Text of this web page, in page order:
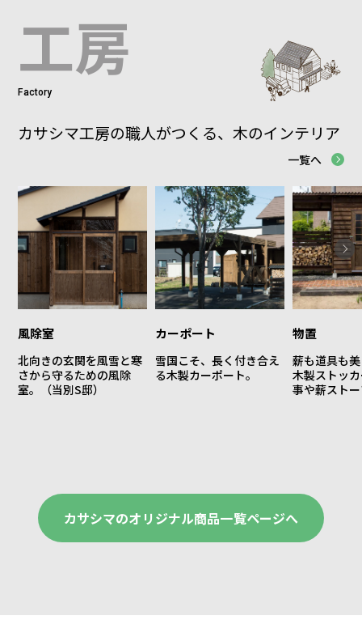
工房
Factory
カサシマ工房の職人がつくる、木のインテリア
一覧へ
風除室
北向きの玄関を風雪と寒
さから守るための風除
室。（当別S邸）
カーポート
雪国こそ、長く付き合え
る木製カーポート。
物置
薪も道具も
木製ストッ
事や薪スト
カサシマのオリジナル商品一覧ページへ